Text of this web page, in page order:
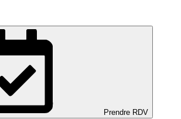
Prendre RDV